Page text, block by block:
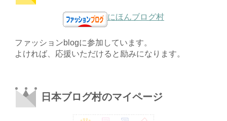
にほんブログ村
ファッションblogに参加しています。
よければ、応援いただけると励みになります。
日本ブログ村のマイページ